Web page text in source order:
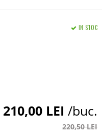
IN STOC
210,00 LEI /buc.
220,50 LEI